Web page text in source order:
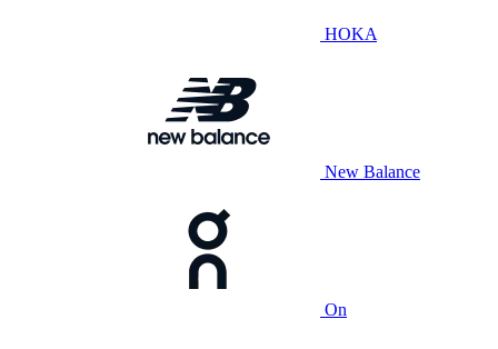
HOKA
New Balance
On